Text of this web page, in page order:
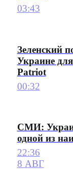
03:43
Зеленский
Украине
Patriot
00:32
СМИ:
одной из
22:36
8 АВГ